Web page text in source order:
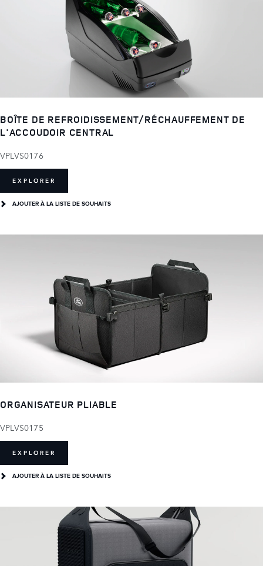
BOÎTE DE REFROIDISSEMENT/RÉCHAUFFEMENT DE
L'ACCOUDOIR CENTRAL
VPLVS0176
EXPLORER
AJOUTER À LA LISTE DE SOUHAITS
ORGANISATEUR PLIABLE
VPLVS0175
EXPLORER
AJOUTER À LA LISTE DE SOUHAITS